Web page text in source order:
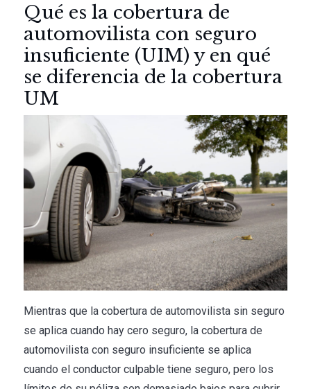
Qué es la cobertura de
automovilista con seguro
insuficiente (UIM) y en qué
se diferencia de la cobertura
UM
Mientras que la cobertura de automovilista sin seguro
se aplica cuando hay cero seguro, la cobertura de
automovilista con seguro insuficiente se aplica
cuando el conductor culpable tiene seguro, pero los